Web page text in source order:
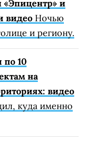
и
видео Ночью
и региону.
по 10
на
видео
куда именно